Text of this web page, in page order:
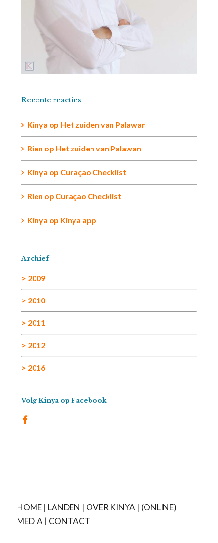
Recente reacties
Kinya op Het zuiden van Palawan
Rien op Het zuiden van Palawan
Kinya op Curaçao Checklist
Rien op Curaçao Checklist
Kinya op Kinya app
Archief
> 2009
> 2010
> 2011
> 2012
> 2016
Volg Kinya op Facebook
HOME| LANDEN | OVER KINYA| (ONLINE)
MEDIA| CONTACT